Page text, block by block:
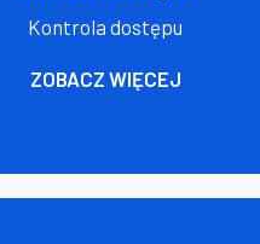
Kontrola dostępu
ZOBACZ WIĘCEJ